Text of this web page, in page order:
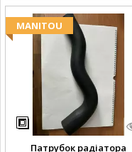
MANITOU
Патрубок радіатора